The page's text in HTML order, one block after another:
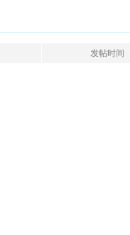
发帖时间